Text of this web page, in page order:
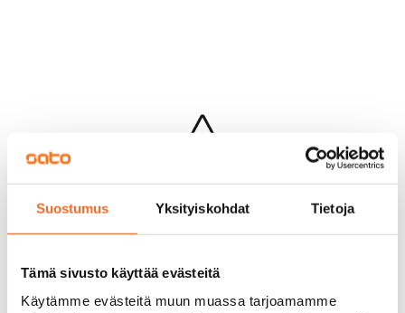
Suostumus Yksityiskohdat Tietoja
Tämä sivusto käyttää evästeitä
Käytämme evästeitä muun muassa tarjoamamme
Hups...
Jotakin meni pieleen sivun lataamisessa